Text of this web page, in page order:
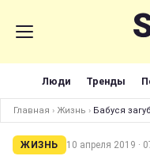
Люди Тренды
Главная › Жизнь › Бабуся
ЖИЗНЬ 10 апреля 2019 ·